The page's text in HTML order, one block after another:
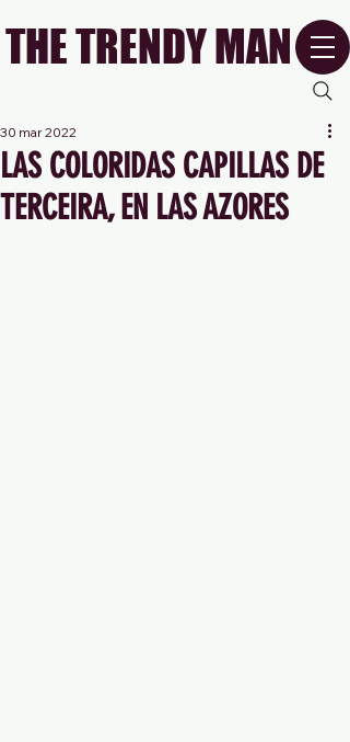
THE TRENDY MAN
LAS COLORIDAS CAPILLAS DE
TERCEIRA, EN LAS AZORES
30 mar 2022